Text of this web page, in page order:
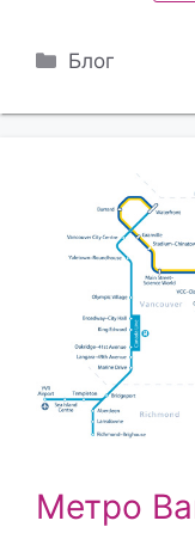
Рубрики
Блог
Метро